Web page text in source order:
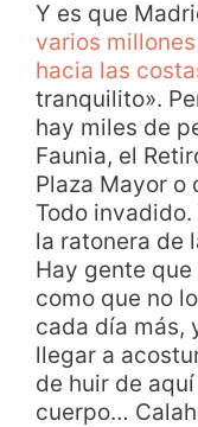
Y es que
varios
hacia las
tranquilito».
hay miles de
Faunia, el
Plaza Mayor o
Todo
la ratonera de
Hay gente
como que no
cada día más,
llegar a
de huir de
cuerpo…